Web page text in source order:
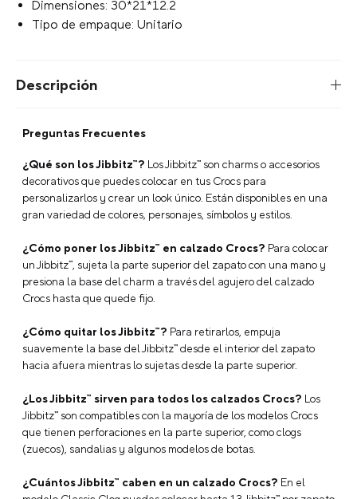
AGREGAR AL CARRITO
Características
Marca: Jibbitz
Modelo: Jibbitz B&W Number 8
Franquicia: Numbers
Licencia: No aplica
Tamaño Charm: Regular
Dimensiones: 30*21*12.2
Descripción
Preguntas Frecuentes